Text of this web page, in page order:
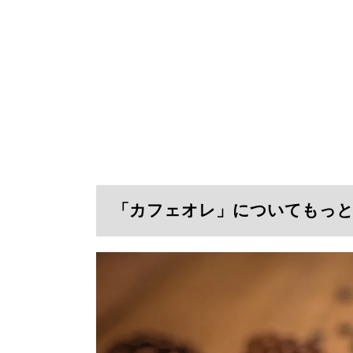
「カフェオレ」についてもっ